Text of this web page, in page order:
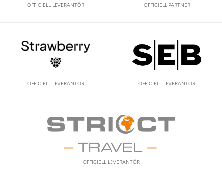
OFFICIELL LEVERANTÖR OFFICIELL PARTNER
OFFICIELL LEVERANTÖR OFFICIELL LEVERANTÖR
OFFICIELL LEVERANTÖR